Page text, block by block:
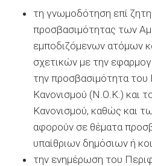
τη γνωμοδότηση επί
προσβασιμότητας των
εμποδιζόμενων ατόμων
σχετικών με την
την προσβασιμότητα
Κανονισμού (Ν.Ο.Κ.) και
Κανονισμού, καθώς και
αφορούν σε θέματα
υπαίθριων δημόσιων ή
την ενημέρωση του